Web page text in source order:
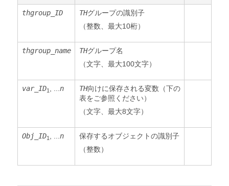
thgroup_ID THグループの識別子
（整数、最大10桁）
thgroup_name THグループ名
（文字、最大100文字）
var_ID1 n TH向けに保存される変数（下の
表をご参照ください）
（文字、最大8文字）
Obj_ID1 n
保存するオブジェクトの識別子
（整数）